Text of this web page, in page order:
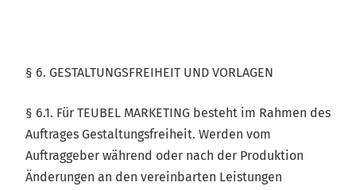
§ 6. GESTALTUNGSFREIHEIT UND VORLAGEN
§ 6.1. Für TEUBEL MARKETING besteht im Rahmen des
Auftrages Gestaltungsfreiheit. Werden vom
Auftraggeber während oder nach der Produktion
Änderungen an den vereinbarten Leistungen